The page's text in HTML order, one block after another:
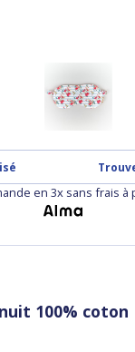
en 3x sans frais à
100% coton